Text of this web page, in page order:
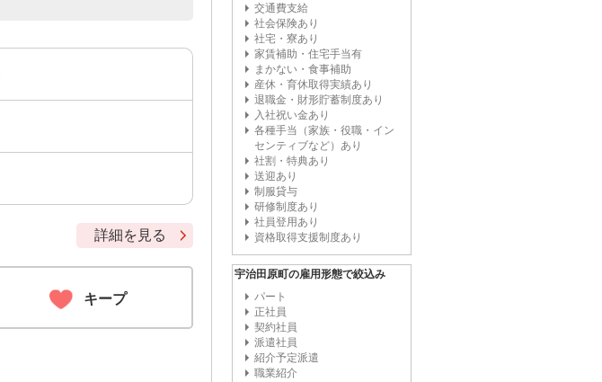
詳細を見る
キープ
交通費支給
社会保険あり
社宅・寮あり
家賃補助・住宅手当有
まかない・食事補助
産休・育休取得実績あり
退職金・財形貯蓄制度あり
入社祝い金あり
各種手当（家族・役職・イン
センティブなど）あり
社割・特典あり
送迎あり
制服貸与
研修制度あり
社員登用あり
資格取得支援制度あり
宇治田原町の雇用形態で絞込み
パート
正社員
契約社員
派遣社員
紹介予定派遣
職業紹介